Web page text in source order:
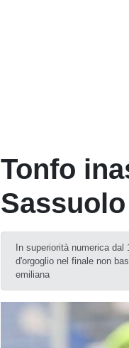
Tonfo
In superiorità numerica
d'orgoglio nel finale non
emiliana